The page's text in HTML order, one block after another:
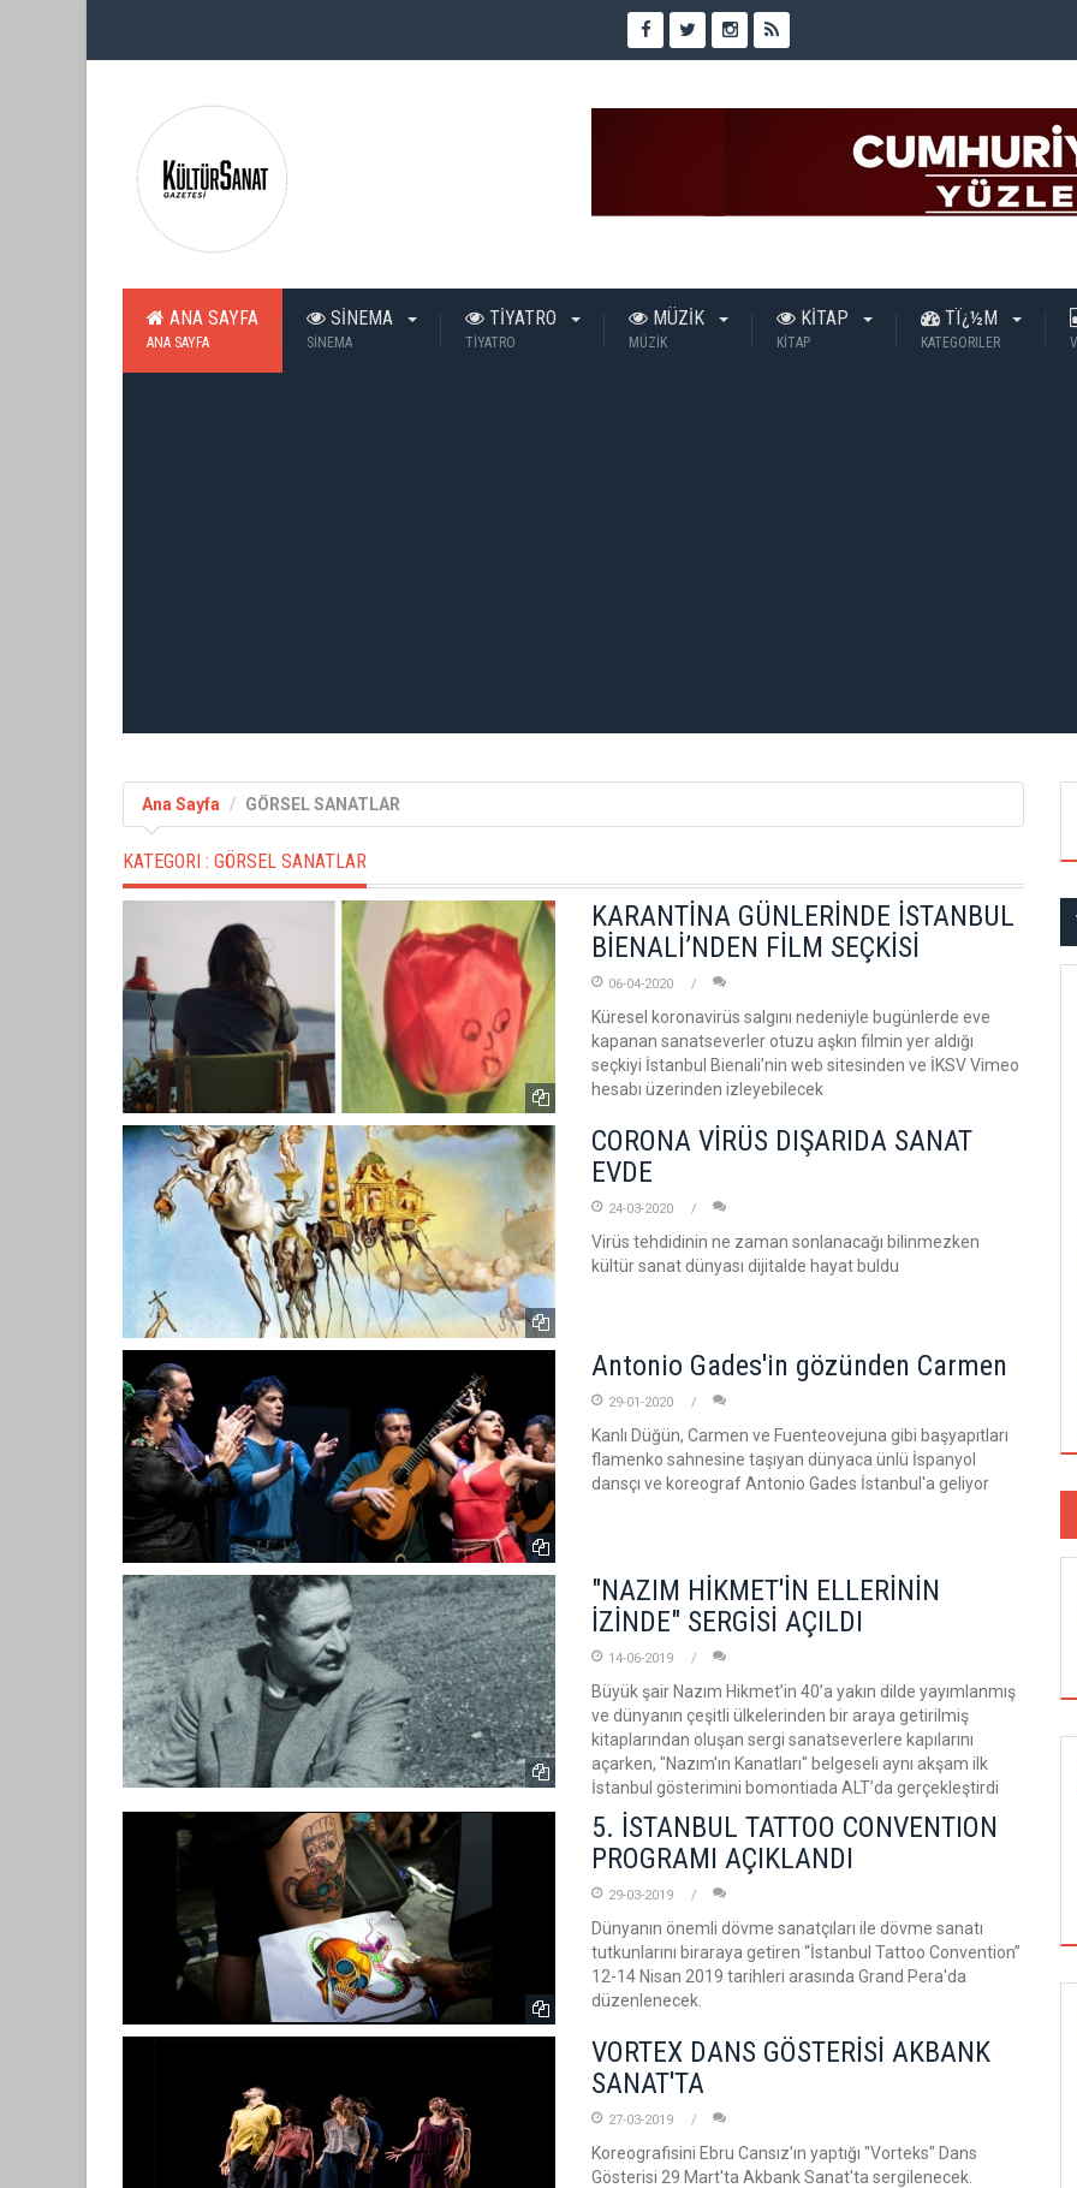
ANA SAYFA
ANA SAYFA
SİNEMA
SİNEMA
TİYATRO
TİYATRO
MÜZİK
MÜZİK
KİTAP
KİTAP
TÏ¿½M
KATEGORILER
Ana Sayfa GÖRSEL SANATLAR
KATEGORI : GÖRSEL SANATLAR
KARANTİNA GÜNLERİNDE İSTANBUL
BİENALİ’NDEN FİLM SEÇKİSİ
06-04-2020
Küresel koronavirüs salgını nedeniyle bugünlerde eve
kapanan sanatseverler otuzu aşkın filmin yer aldığı
seçkiyi İstanbul Bienali’nin web sitesinden ve İKSV Vimeo
hesabı üzerinden izleyebilecek
CORONA VİRÜS DIŞARIDA SANAT
EVDE
24-03-2020
Virüs tehdidinin ne zaman sonlanacağı bilinmezken
kültür sanat dünyası dijitalde hayat buldu
Antonio Gades'in gözünden Carmen
29-01-2020
Kanlı Düğün, Carmen ve Fuenteovejuna gibi başyapıtları
flamenko sahnesine taşıyan dünyaca ünlü İspanyol
dansçı ve koreograf Antonio Gades İstanbul'a geliyor
"NAZIM HİKMET'İN ELLERİNİN
İZİNDE" SERGİSİ AÇILDI
14-06-2019
Büyük şair Nazım Hikmet’in 40’a yakın dilde yayımlanmış
ve dünyanın çeşitli ülkelerinden bir araya getirilmiş
kitaplarından oluşan sergi sanatseverlere kapılarını
açarken, "Nazım'ın Kanatları" belgeseli aynı akşam ilk
İstanbul gösterimini bomontiada ALT’da gerçekleştirdi
5. İSTANBUL TATTOO CONVENTION
PROGRAMI AÇIKLANDI
29-03-2019
Dünyanın önemli dövme sanatçıları ile dövme sanatı
tutkunlarını biraraya getiren “İstanbul Tattoo Convention”
12-14 Nisan 2019 tarihleri arasında Grand Pera'da
düzenlenecek.
VORTEX DANS GÖSTERİSİ AKBANK
SANAT'TA
27-03-2019
Koreografisini Ebru Cansız’ın yaptığı "Vorteks" Dans
Gösterisi 29 Mart'ta Akbank Sanat'ta sergilenecek.
SİNEMA
ALTIN KOZA'NIN ONUR ÖDÜLLERİ FERZAN
ÖZPETEK VE VAHİDE PERÇİN'İN